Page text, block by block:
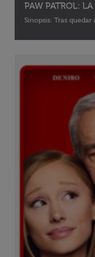
PAW PATROL:
Sinopsis: Tras quedar